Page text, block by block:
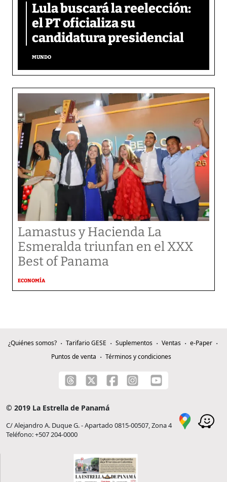
Lula buscará la reelección:
el PT oficializa su
candidatura presidencial
MUNDO
Lamastus y Hacienda La
Esmeralda triunfan en el XXX
Best of Panama
ECONOMÍA
¿Quiénes somos? Tarifario GESE Suplementos Ventas
e-Paper
Puntos de venta
Términos y condiciones
© 2019 La Estrella de Panamá
C/ Alejandro A. Duque G. - Apartado 0815-00507, Zona 4
Teléfono: +507 204-0000